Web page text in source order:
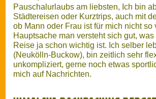
Hauptsache man versteht sich gut, was auf
Reise ja schon wichtig ist. Ich selber lebe
(Neukölln-Buckow), bin zeitlich sehr
unkompliziert, gerne noch etwas sportlich
mich auf Nachrichten.
Himalaya Backpacking